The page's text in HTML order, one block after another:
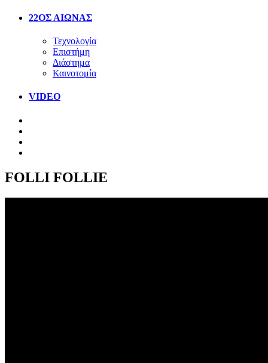
22ΟΣ ΑΙΩΝΑΣ
Τεχνολογία
Επιστήμη
Διάστημα
Καινοτομία
VIDEO
FOLLI FOLLIE